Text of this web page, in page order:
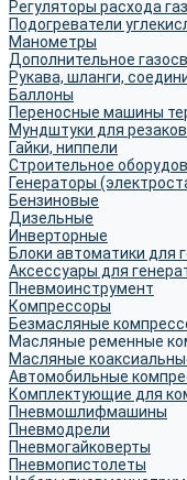
Регуляторы расхода
Подогреватели
Манометры
Дополнительное
Рукава, шланги,
Баллоны
Переносные машины
Мундштуки для
Гайки, ниппели
Строительное
Генераторы
Бензиновые
Дизельные
Инверторные
Блоки автоматики для
Аксессуары для
Пневмоинструмент
Компрессоры
Безмасляные
Масляные ременные
Масляные
Автомобильные
Комплектующие для
Пневмошлифмашины
Пневмодрели
Пневмогайковерты
Пневмопистолеты